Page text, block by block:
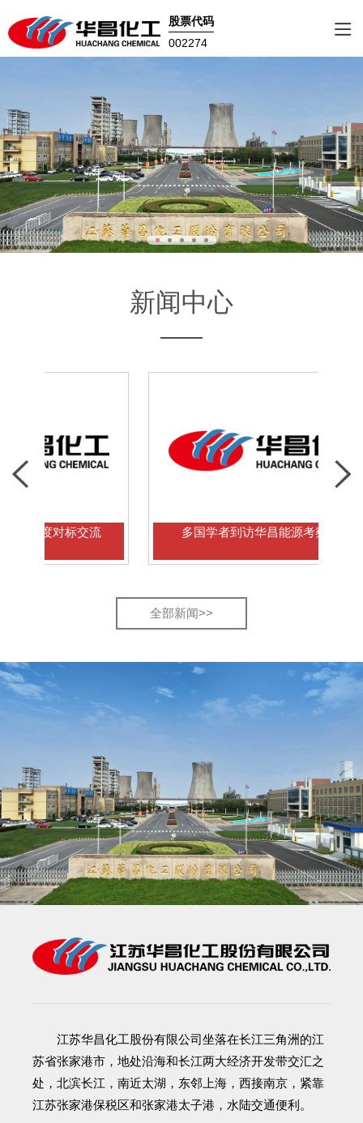
股票代码
002274
新闻中心
标交流 多国学者到访华昌能源考察交流
全部新闻>>
江苏华昌化工股份有限公司坐落在长江三角洲的江
苏省张家港市，地处沿海和长江两大经济开发带交汇之
处，北滨长江，南近太湖，东邻上海，西接南京，紧靠
江苏张家港保税区和张家港太子港，水陆交通便利。